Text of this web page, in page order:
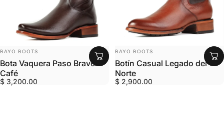
MARCA:
BAYO BOOTS
Bota Vaquera Paso Bravo
Café
$ 3,200.00
MARCA:
BAYO BOOTS
Botín Casual Legado del
Norte
$ 2,900.00